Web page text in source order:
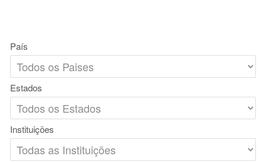
País
Estados
Instituições